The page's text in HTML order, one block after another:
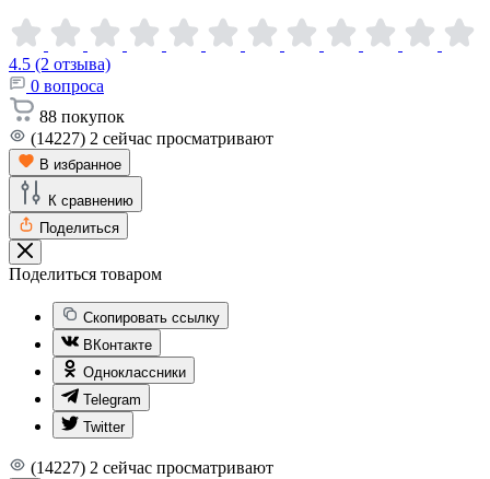
4.5 (2 отзыва)
0 вопроса
88 покупок
(14227) 2 сейчас просматривают
В избранное
К сравнению
Поделиться
Поделиться товаром
Скопировать ссылку
ВКонтакте
Одноклассники
Telegram
Twitter
(14227) 2 сейчас просматривают